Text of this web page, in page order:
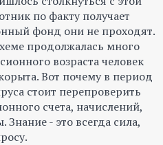
по факту получает
фонд они не проходят.
продолжалась много
возраста человек
Вот почему в период
стоит перепроверить
счета, начислений,
- это всегда сила,